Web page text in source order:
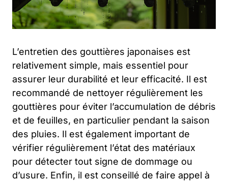
L’entretien des gouttières japonaises est
relativement simple, mais essentiel pour
assurer leur durabilité et leur efficacité. Il est
recommandé de nettoyer régulièrement les
gouttières pour éviter l’accumulation de débris
et de feuilles, en particulier pendant la saison
des pluies. Il est également important de
vérifier régulièrement l’état des matériaux
pour détecter tout signe de dommage ou
d’usure. Enfin, il est conseillé de faire appel à